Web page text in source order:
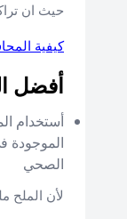
حيث ان
كيفية
أفضل
أستخدام
الموجودة
الصحي
لأن